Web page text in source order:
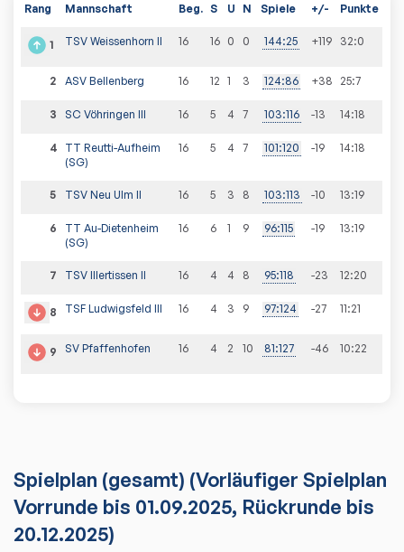
Rang Mannschaft Beg. S U N Spiele +/- Punkte
1 TSV Weissenhorn II 16 16 0 0 144:25 +119 32:0
2 ASV Bellenberg 16 12 1 3 124:86 +38 25:7
3 SC Vöhringen III 16 5 4 7 103:116 -13 14:18
4
TT Reutti-Aufheim
(SG)
16 5 4 7 101:120 -19 14:18
5 TSV Neu Ulm II 16 5 3 8 103:113 -10 13:19
6
TT Au-Dietenheim
(SG)
16 6 1 9 96:115 -19 13:19
7 TSV Illertissen II 16 4 4 8 95:118 -23 12:20
8 TSF Ludwigsfeld III 16 4 3 9 97:124 -27 11:21
9 SV Pfaffenhofen 16 4 2 10 81:127 -46 10:22
Spielplan (gesamt) (Vorläufiger Spielplan
Vorrunde bis 01.09.2025, Rückrunde bis
20.12.2025)